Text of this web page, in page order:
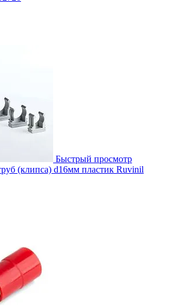
Быстрый просмотр
(клипса) d16мм пластик Ruvinil